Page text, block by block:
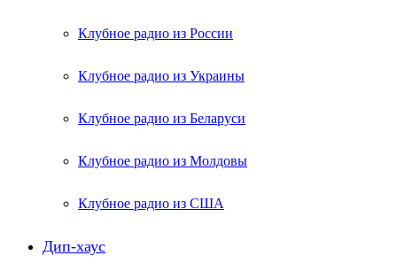
Клубное радио из России
Клубное радио из Украины
Клубное радио из Беларуси
Клубное радио из Молдовы
Клубное радио из США
Дип-хаус